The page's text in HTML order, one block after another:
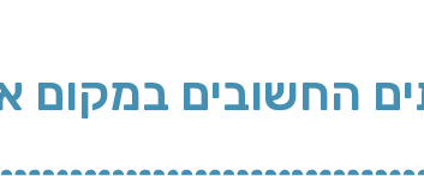
החשובים